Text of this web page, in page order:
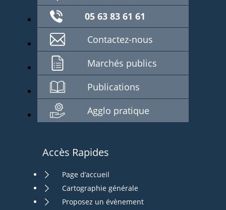
05 63 83 61 61
Contactez-nous
Marchés publics
Publications
Agglo pratique
Accès Rapides
Page d’accueil
Cartographie générale
Proposez un évènement